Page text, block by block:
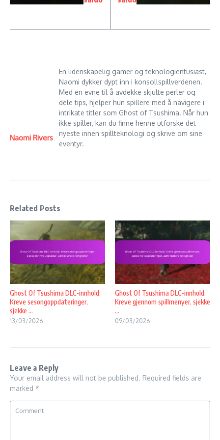
Naomi Rivers
En lidenskapelig gamer og teknologientusiast,
Naomi dykker dypt inn i konsollspillverdenen.
Med en evne til å avdekke skjulte perler og
dele tips, hjelper hun spillere med å navigere i
intrikate titler som Ghost of Tsushima. Når hun
ikke spiller, kan du finne henne utforske det
nyeste innen spillteknologi og skrive om sine
eventyr.
Related Posts
Ghost Of Tsushima DLC-innhold:
Kreve sesongoppdateringer,
sjekke ...
13/03/2026
Ghost Of Tsushima DLC-innhold:
Kreve gjennom spillmenyer, sjekke
...
09/03/2026
Leave a Reply
Your email address will not be published. Required fields are
marked *